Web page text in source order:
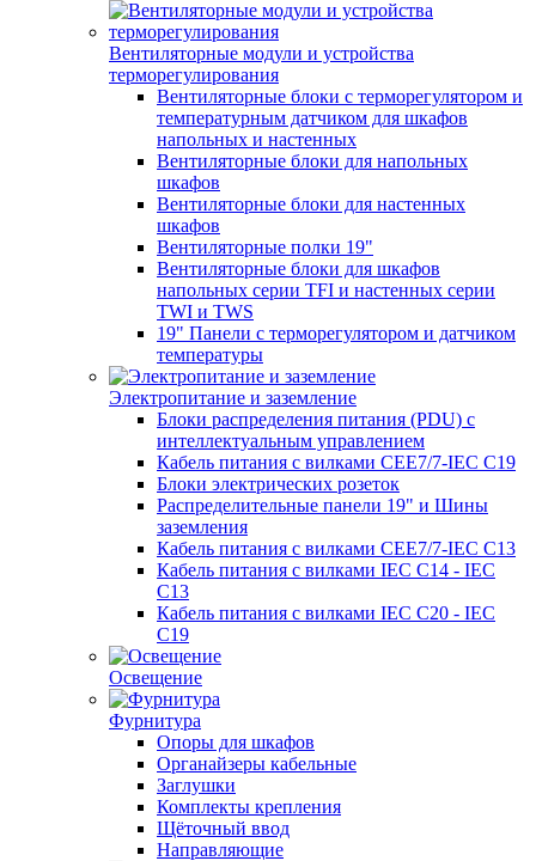
Вентиляторные модули и устройства
терморегулирования
Вентиляторные блоки с терморегулятором и
температурным датчиком для шкафов
напольных и настенных
Вентиляторные блоки для напольных
шкафов
Вентиляторные блоки для настенных
шкафов
Вентиляторные полки 19"
Вентиляторные блоки для шкафов
напольных серии TFI и настенных серии
TWI и TWS
19" Панели с терморегулятором и датчиком
температуры
Электропитание и заземление
Блоки распределения питания (PDU) с
интеллектуальным управлением
Кабель питания с вилками CEE7/7-IEC C19
Блоки электрических розеток
Распределительные панели 19" и Шины
заземления
Кабель питания с вилками CEE7/7-IEC C13
Кабель питания с вилками IEC C14 - IEC
C13
Кабель питания с вилками IEC C20 - IEC
C19
Освещение
Фурнитура
Опоры для шкафов
Органайзеры кабельные
Заглушки
Комплекты крепления
Щёточный ввод
Направляющие